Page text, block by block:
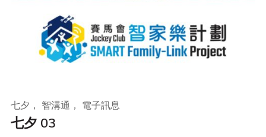
七夕 03
七夕， 智溝通， 電子訊息